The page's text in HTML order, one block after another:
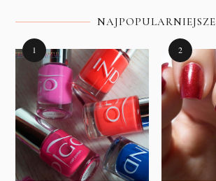
NAJPOPULARNIEJSZE